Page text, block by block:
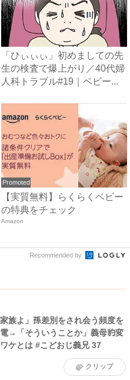
「ひぃぃぃ」初めましての先
生の検査で爆上がり／40代婦
人科トラブル#19｜ベビー...
Promoted
【実質無料】らくらくベビー
の特典をチェック
Amazon
Recommended by
族よ」孫差別をされ会う頻度を
→「そういうことか」義母豹変
ケとは #こどおじ義兄 37
クリップ